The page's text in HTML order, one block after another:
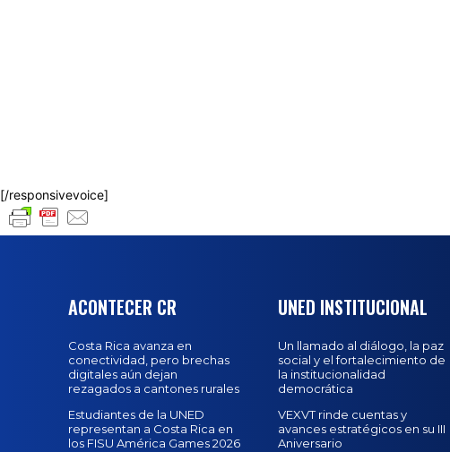
[/responsivevoice]
ACONTECER CR
Costa Rica avanza en
conectividad, pero brechas
digitales aún dejan
rezagados a cantones rurales
Estudiantes de la UNED
representan a Costa Rica en
los FISU América Games 2026
UNED INSTITUCIONAL
Un llamado al diálogo, la paz
social y el fortalecimiento de
la institucionalidad
democrática
VEXVT rinde cuentas y
avances estratégicos en su III
Aniversario